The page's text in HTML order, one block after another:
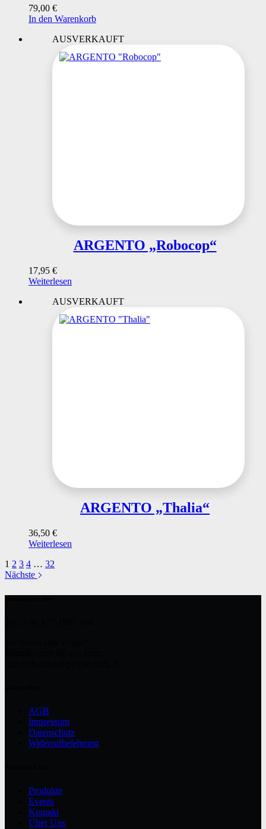
79,00 €
In den Warenkorb
AUSVERKAUFT
ARGENTO „Robocop“
17,95 €
Weiterlesen
AUSVERKAUFT
ARGENTO „Thalia“
36,50 €
Weiterlesen
1 2 3 4 … 32
Nächste
AGB
Impressum
Datenschutz
Widerrufbelehrung
Produkte
Events
Kontakt
Über Uns